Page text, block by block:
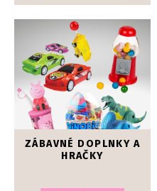
ZÁBAVNÉ DOPLNKY A
HRAČKY